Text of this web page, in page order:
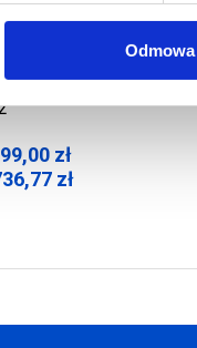
Odmowa
zł
zł